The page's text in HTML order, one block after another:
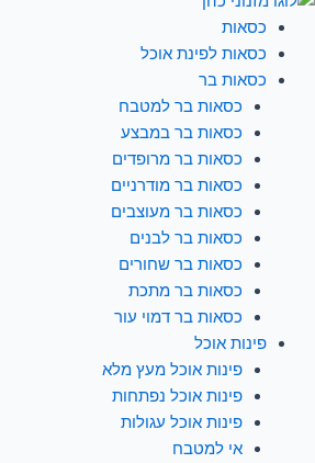
כסאות
כסאות לפינת אוכל
כסאות בר
כסאות בר למטבח
כסאות בר במבצע
כסאות בר מרופדים
כסאות בר מודרניים
כסאות בר מעוצבים
כסאות בר לבנים
כסאות בר שחורים
כסאות בר מתכת
כסאות בר דמוי עור
פינות אוכל
פינות אוכל מעץ מלא
פינות אוכל נפתחות
פינות אוכל עגולות
אי למטבח